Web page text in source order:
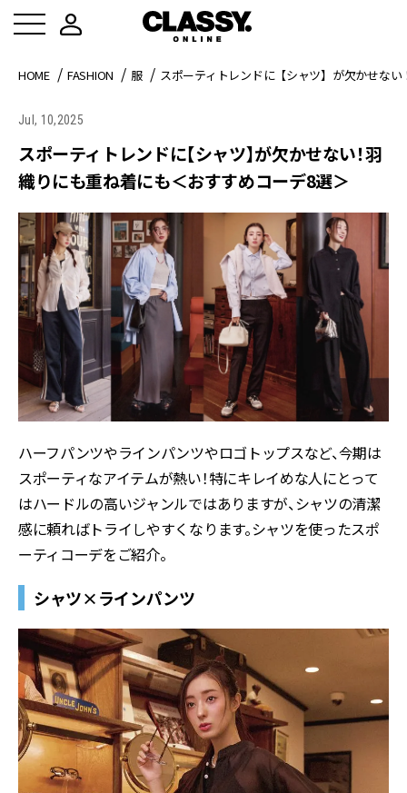
HOME FASHION 服 スポーティトレンドに【シャツ】が欠かせな
Jul, 10,2025
スポーティトレンドに【シャツ】が欠かせない！羽
織りにも重ね着にも＜おすすめコーデ8選＞
ハーフパンツやラインパンツやロゴトップスなど、今期は
スポーティなアイテムが熱い！特にキレイめな人にとって
はハードルの高いジャンルではありますが、シャツの清潔
感に頼ればトライしやすくなります。シャツを使ったスポ
ーティコーデをご紹介。
シャツ×ラインパンツ